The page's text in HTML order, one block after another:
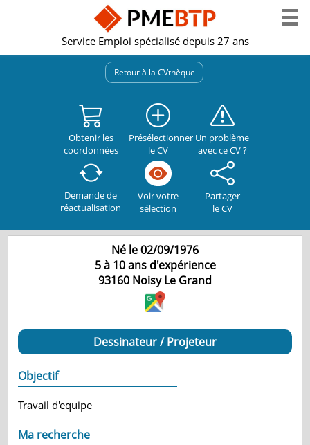
Service Emploi spécialisé depuis 27 ans
Retour à la CVthèque
Obtenir les
coordonnées
Présélectionner
le CV
Un problème
avec ce CV ?
Demande de
réactualisation
Voir votre
sélection
Partager
le CV
Né le 02/09/1976
5 à 10 ans d'expérience
93160 Noisy Le Grand
Dessinateur / Projeteur
Objectif
Travail d'equipe
Ma recherche